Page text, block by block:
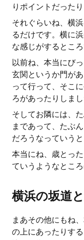
りポイントだったり
それぐらいね、横
るだけです。横に
な感じがするところ
以前ね、本当にび
玄関というか門が
って行って、そこ
ろがあったりしまし
そしてお隣には、
まであって、たぶ
だろうなっていう
本当にね、歳とっ
ていうようなとこ
横浜の坂道
まあその他にもね
の上にあったりす